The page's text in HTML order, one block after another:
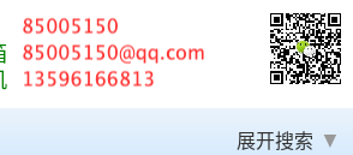
展开搜索